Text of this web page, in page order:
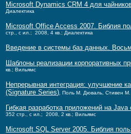
Microsoft Dynamics CRM 4 для
Диалектика
Microsoft Office Access 2007. Библия
стр., с ил.; 2008, 4 кв.; Диалектика
Введение в системы баз данных.
Шаблоны реализации корпоративных
кв.; Вильямс
Непрерывная интеграция: улучшение
(Signature Series) , Поль М. Дюваль, Стивен
Гибкая разработка приложений на
352 стр., с ил.; 2008, 2 кв.; Вильямс
Microsoft SQL Server 2005. Библия